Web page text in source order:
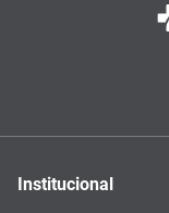
Institucional